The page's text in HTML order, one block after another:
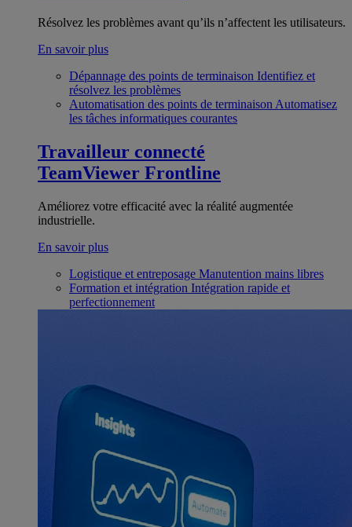
Résolvez les problèmes avant qu’ils n’affectent les utilisateurs.
En savoir plus
Dépannage des points de terminaison Identifiez et
résolvez les problèmes
Automatisation des points de terminaison Automatisez
les tâches informatiques courantes
Travailleur connecté
TeamViewer Frontline
Améliorez votre efficacité avec la réalité augmentée
industrielle.
En savoir plus
Logistique et entreposage Manutention mains libres
Formation et intégration Intégration rapide et
perfectionnement